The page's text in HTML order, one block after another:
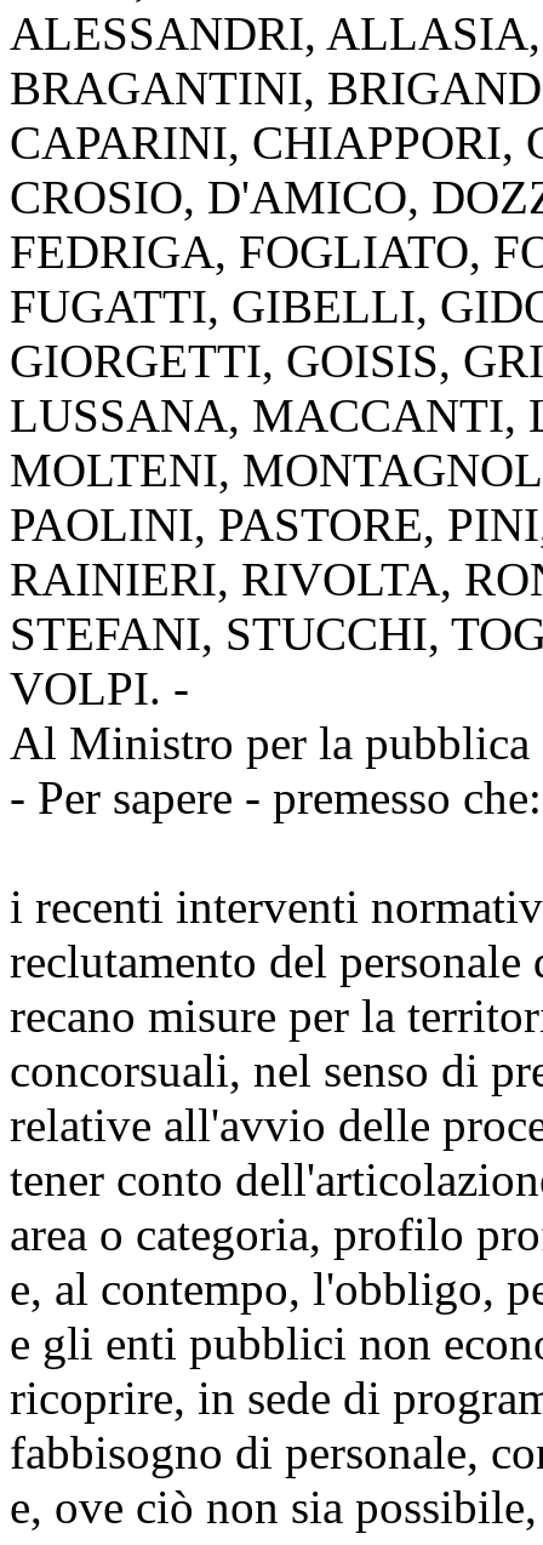
ALESSANDRI,
BRAGANTINI,
CAPARINI, CHIAPPORI,
CROSIO, D'AMICO,
FEDRIGA, FOGLIATO,
FUGATTI, GIBELLI,
GIORGETTI, GOISIS,
LUSSANA, MACCANTI,
MOLTENI,
PAOLINI, PASTORE,
RAINIERI, RIVOLTA,
STEFANI, STUCCHI,
VOLPI. -
Al Ministro per la pubblica
- Per sapere - premesso che:
i recenti interventi
reclutamento del
recano misure per la
concorsuali, nel senso di
relative all'avvio delle
tener conto
area o categoria, profilo
e, al contempo, l'obbligo,
e gli enti pubblici non
ricoprire, in sede di
fabbisogno di personale,
e, ove ciò non sia